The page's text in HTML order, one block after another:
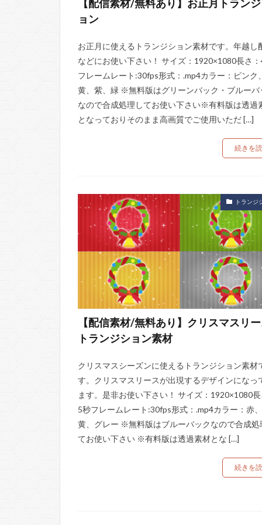
【配信素材/無料あり】お正月トラン
ョン
お正月に使えるトランジション素材です。年越し
などにお使い下さい！ サイズ：1920×1080長さ
フレームレート:30fps形式：.mp4カラー：ピンク
黄、紫、緑 ※無料版はグリーンバック・ブルーバ
なので合成処理してお使い下さい※有料版は透過
となっておりそのまま高画質でご使用いただ […]
続きを
トランジ
【配信素材/無料あり】クリスマスリ
トランジション素材
クリスマスシーズンに使えるトランジション素材
す。クリスマスリースが出現するデザインになっ
ます。是非お使い下さい！ サイズ：1920×1080
5秒フレームレート:30fps形式：.mp4カラー：赤
黄、グレー ※無料版はブルーバックなので合成処
てお使い下さい ※有料版は透過素材とな […]
続きを